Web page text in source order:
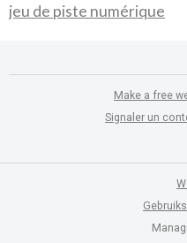
jeu de piste numérique
Make a free
Signaler un